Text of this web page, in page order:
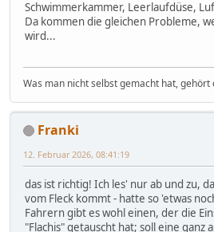
Schwimmerkammer, Leerlaufdüse,
Da kommen die gleichen Probleme,
wird...
Was man nicht selbst gemacht hat,
Franki
12. Februar 2026, 08:41:19
das ist richtig! Ich les' nur ab und zu,
vom Fleck kommt - hatte so 'etwas
Fahrern gibt es wohl einen, der die
"Flachis" getauscht hat; soll eine ganz